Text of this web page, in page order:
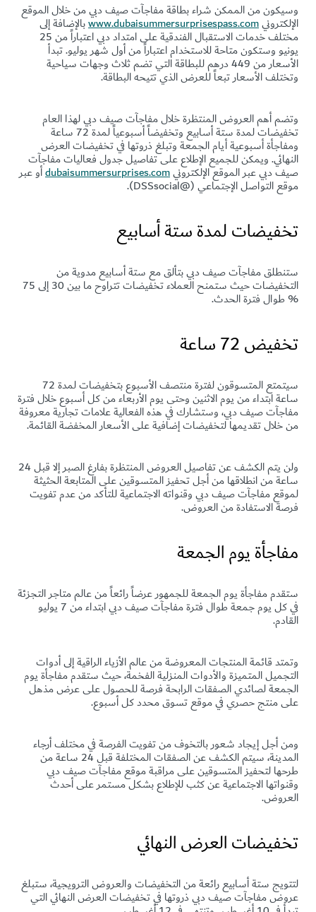
وسيكون من الممكن شراء بطاقة مفاجآت صيف دبي من خلال الموقع
الإلكترونيwww.dubaisummersurprisespass.comبالإضافة إلى
مختلف خدمات الاستقبال الفندقية على امتداد دبي اعتباراً من 25
يونيو وستكون متاحة للاستخدام اعتباراً من أول شهر يوليو. تبدأ
الأسعار من 449 درهم للبطاقة التي تضم ثلاث وجهات سياحية
وتختلف الأسعار تبعاً للعرض الذي تتيحه البطاقة.
وتضم أهم العروض المنتظرة خلال مفاجآت صيف دبي لهذا العام
تخفيضات لمدة ستة أسابيع وتخفيضاً أسبوعياً لمدة 72 ساعة
ومفاجأة أسبوعية أيام الجمعة وتبلغ ذروتها في تخفيضات العرض
النهائي. ويمكن للجميع الإطلاع على تفاصيل جدول فعاليات مفاجآت
صيف دبي عبر الموقع الإلكترونيdubaisummersurprises.comأو عبر
موقع التواصل الإجتماعي (@DSSsocial).
تخفيضات لمدة ستة أسابيع
ستنطلق مفاجآت صيف دبي بتألق مع ستة أسابيع مدوية من
التخفيضات حيث ستمنح العملاء تخفيضات تتراوح ما بين 30 إلى 75
% طوال فترة الحدث.
تخفيض 72 ساعة
سيتمتع المتسوقون لفترة منتصف الأسبوع بتخفيضات لمدة 72
ساعة ابتداء من يوم الاثنين وحتى يوم الأربعاء من كل أسبوع خلال فترة
مفاجآت صيف دبي، وستشارك في هذه الفعالية علامات تجارية معروفة
من خلال تقديمها لتخفيضات إضافية على الأسعار المخفضة القائمة.
ولن يتم الكشف عن تفاصيل العروض المنتظرة بفارغ الصبر إلا قبل 24
ساعة من انطلاقها من أجل تحفيز المتسوقين على المتابعة الحثيثة
لموقع مفاجآت صيف دبي وقنواته الاجتماعية للتأكد من عدم تفويت
فرصة الاستفادة من العروض.
مفاجأة يوم الجمعة
ستقدم مفاجأة يوم الجمعة للجمهور عرضاً رائعاً من عالم متاجر التجزئة
في كل يوم جمعة طوال فترة مفاجآت صيف دبي ابتداء من 7 يوليو
القادم.
وتمتد قائمة المنتجات المعروضة من عالم الأزياء الراقية إلى أدوات
التجميل المتميزة والأدوات المنزلية الفخمة، حيث ستقدم مفاجأة يوم
الجمعة لصائدي الصفقات الرابحة فرصة للحصول على عرض مذهل
على منتج حصري في موقع تسوق محدد كل أسبوع.
ومن أجل إيجاد شعور بالتخوف من تفويت الفرصة في مختلف أرجاء
المدينة، سيتم الكشف عن الصفقات المختلفة قبل 24 ساعة من
طرحها لتحفيز المتسوقين على مراقبة موقع مفاجآت صيف دبي
وقنواتها الاجتماعية عن كثب للإطلاع بشكل مستمر على أحدث
العروض.
تخفيضات العرض النهائي
لتتويج ستة أسابيع رائعة من التخفيضات والعروض الترويجية، ستبلغ
عروض مفاجآت صيف دبي ذروتها في تخفيضات العرض النهائي التي